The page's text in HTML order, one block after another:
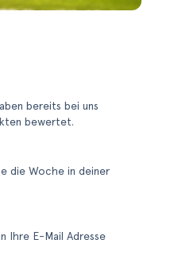
bereits bei uns
bewertet.
die Woche in deiner
Ihre E-Mail Adresse